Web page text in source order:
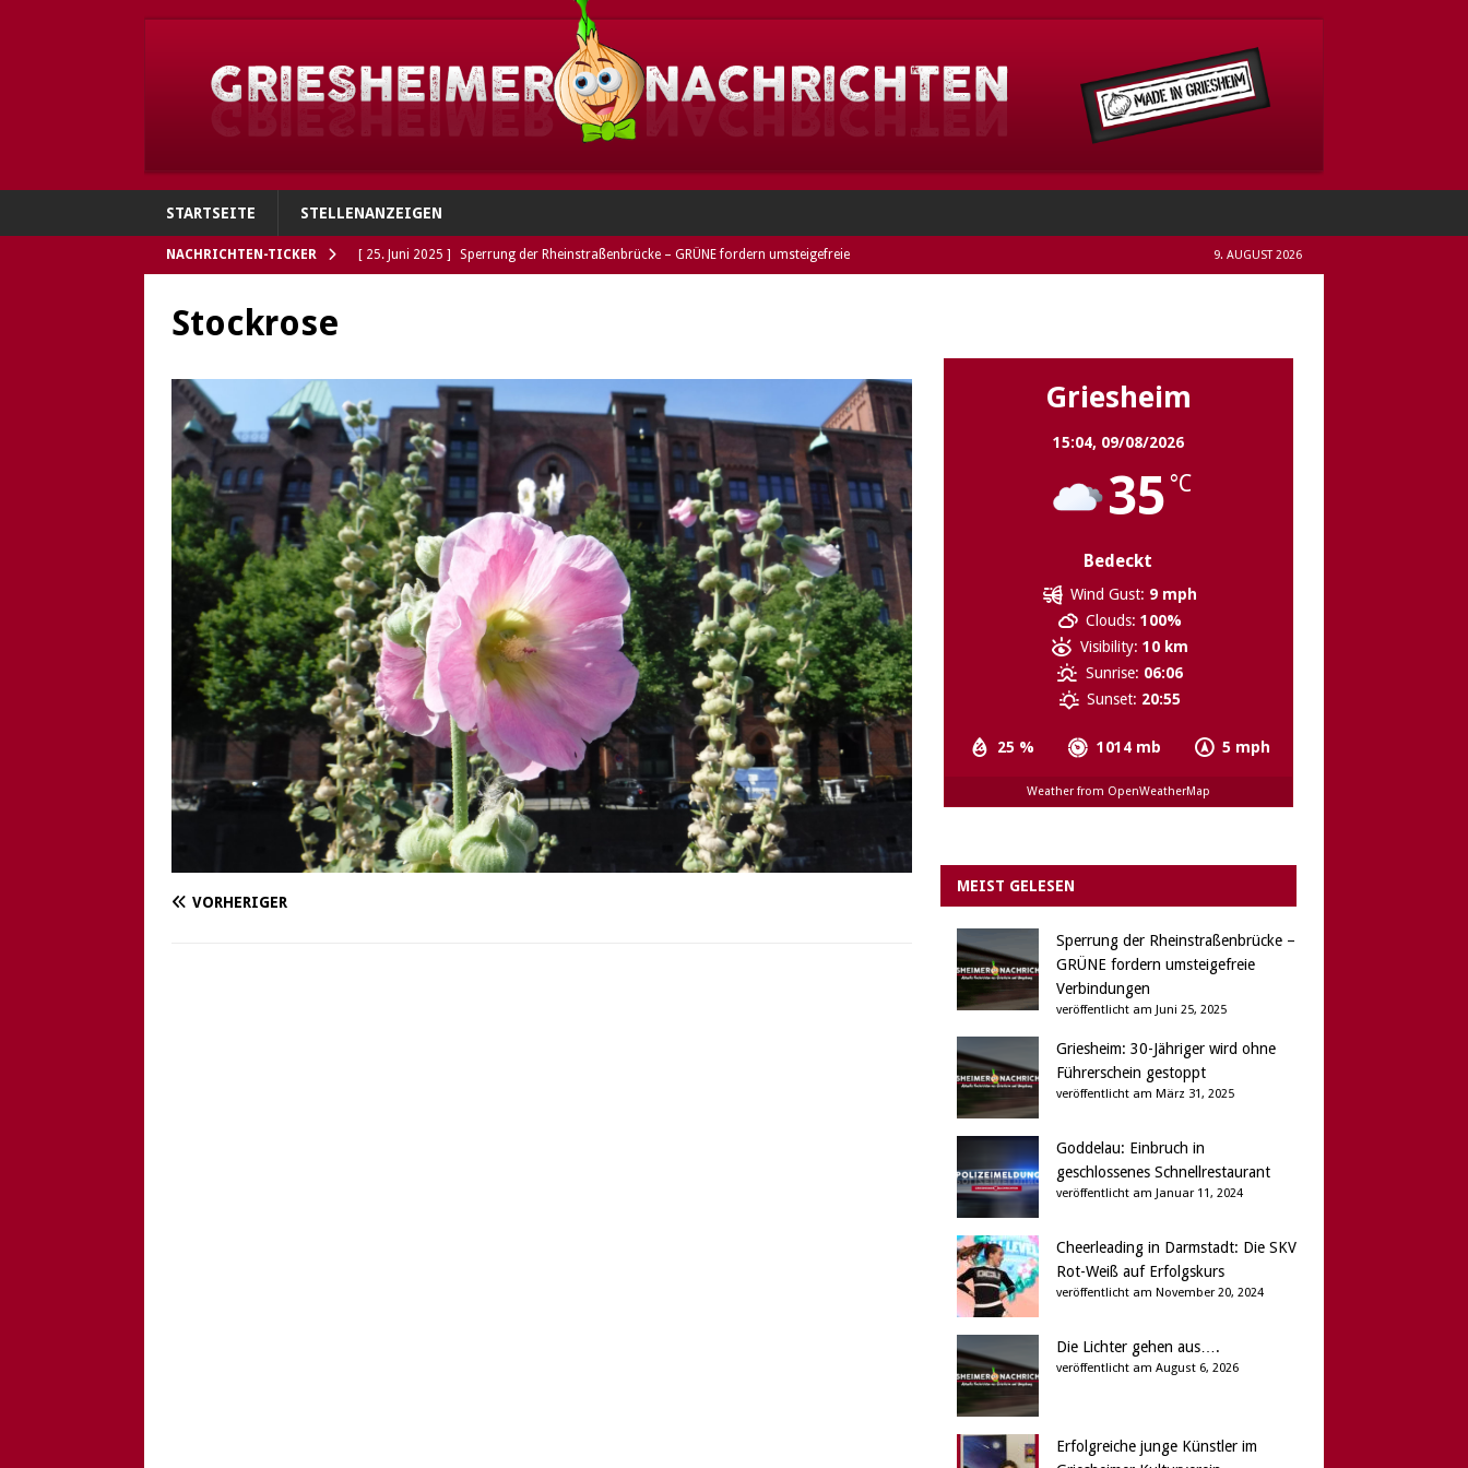
STARTSEITE STELLENANZEIGEN
NACHRICHTEN-TICKER [ 25. Juni 2025 ] Sperrung der Rheinstraßenbrücke – GRÜNE fordern umsteigefreie
Polizei sucht Eigentümer
[ 5. Mai 2025 ] Die Sonne stellt keine Rechnung – GRÜNE kritisieren verkürzte
Öffnungszeiten des Griesheimer Freibads GRIESHEIM
[ 6. August 2026 ] Die Lichter gehen aus…. IN EIGENER SACHE
9. AUGUST 2026
Stockrose
VORHERIGER
Griesheim
15:04, 09/08/2026
35 °C
Bedeckt
25 % 1014 mb 5 mph
Wind Gust: 9 mph
Clouds: 100%
Visibility: 10 km
Sunrise: 06:06
Sunset: 20:55
Weather from OpenWeatherMap
MEIST GELESEN
Sperrung der Rheinstraßenbrücke –
GRÜNE fordern umsteigefreie
Verbindungen
veröffentlicht am Juni 25, 2025
Griesheim: 30-Jähriger wird ohne
Führerschein gestoppt
veröffentlicht am März 31, 2025
Goddelau: Einbruch in
geschlossenes Schnellrestaurant
veröffentlicht am Januar 11, 2024
Cheerleading in Darmstadt: Die SKV
Rot-Weiß auf Erfolgskurs
veröffentlicht am November 20, 2024
Die Lichter gehen aus….
veröffentlicht am August 6, 2026
Erfolgreiche junge Künstler im